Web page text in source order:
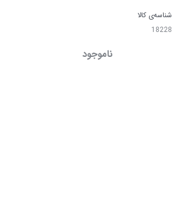
شناسه‌ی کالا
18228
ناموجود